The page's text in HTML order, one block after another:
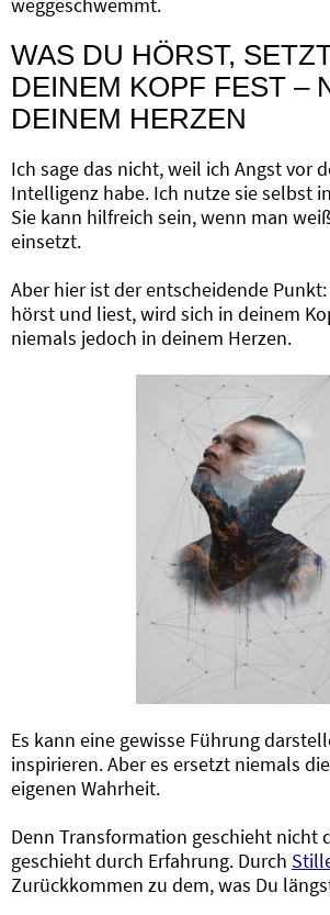
weggeschwemmt.
WAS DU HÖRST,
DEINEM KOPF FEST –
DEINEM HERZEN
Ich sage das nicht, weil ich Angst vor
Intelligenz habe. Ich nutze sie selbst
Sie kann hilfreich sein, wenn man
einsetzt.
Aber hier ist der entscheidende Punkt:
hörst und liest, wird sich in deinem
niemals jedoch in deinem Herzen.
Es kann eine gewisse Führung
inspirieren. Aber es ersetzt niemals
eigenen Wahrheit.
Denn Transformation geschieht nicht
geschieht durch Erfahrung. Durch
Zurückkommen zu dem, was Du